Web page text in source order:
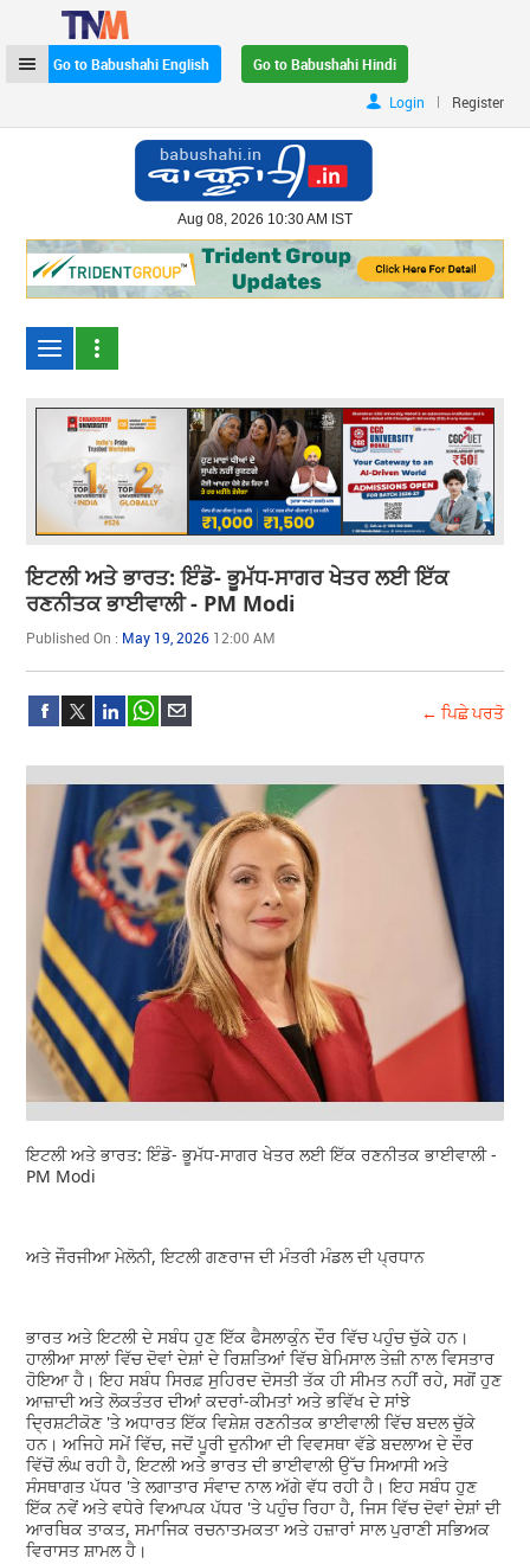
Go to Babushahi English
Go to Babushahi Hindi
Login
| Register
Aug 08, 2026 10:30 AM IST
ਇਟਲੀ ਅਤੇ ਭਾਰਤ: ਇੰਡੋ- ਭੂਮੱਧ-ਸਾਗਰ ਖੇਤਰ ਲਈ ਇੱਕ
ਰਣਨੀਤਕ ਭਾਈਵਾਲੀ - PM Modi
Published On : May 19, 2026 12:00 AM
← ਪਿਛੇ ਪਰਤੋ
ਇਟਲੀ ਅਤੇ ਭਾਰਤ: ਇੰਡੋ- ਭੂਮੱਧ-ਸਾਗਰ ਖੇਤਰ ਲਈ ਇੱਕ ਰਣਨੀਤਕ ਭਾਈਵਾਲੀ -
PM Modi
ਅਤੇ ਜੌਰਜੀਆ ਮੇਲੋਨੀ, ਇਟਲੀ ਗਣਰਾਜ ਦੀ ਮੰਤਰੀ ਮੰਡਲ ਦੀ ਪ੍ਰਧਾਨ
ਭਾਰਤ ਅਤੇ ਇਟਲੀ ਦੇ ਸਬੰਧ ਹੁਣ ਇੱਕ ਫੈਸਲਾਕੁੰਨ ਦੌਰ ਵਿੱਚ ਪਹੁੰਚ ਚੁੱਕੇ ਹਨ।
ਹਾਲੀਆ ਸਾਲਾਂ ਵਿੱਚ ਦੋਵਾਂ ਦੇਸ਼ਾਂ ਦੇ ਰਿਸ਼ਤਿਆਂ ਵਿੱਚ ਬੇਮਿਸਾਲ ਤੇਜ਼ੀ ਨਾਲ ਵਿਸਤਾਰ
ਹੋਇਆ ਹੈ। ਇਹ ਸਬੰਧ ਸਿਰਫ਼ ਸੁਹਿਰਦ ਦੋਸਤੀ ਤੱਕ ਹੀ ਸੀਮਤ ਨਹੀਂ ਰਹੇ, ਸਗੋਂ ਹੁਣ
ਆਜ਼ਾਦੀ ਅਤੇ ਲੋਕਤੰਤਰ ਦੀਆਂ ਕਦਰਾਂ-ਕੀਮਤਾਂ ਅਤੇ ਭਵਿੱਖ ਦੇ ਸਾਂਝੇ
ਦ੍ਰਿਸ਼ਟੀਕੋਣ 'ਤੇ ਅਧਾਰਤ ਇੱਕ ਵਿਸ਼ੇਸ਼ ਰਣਨੀਤਕ ਭਾਈਵਾਲੀ ਵਿੱਚ ਬਦਲ ਚੁੱਕੇ
ਹਨ। ਅਜਿਹੇ ਸਮੇਂ ਵਿੱਚ, ਜਦੋਂ ਪੂਰੀ ਦੁਨੀਆ ਦੀ ਵਿਵਸਥਾ ਵੱਡੇ ਬਦਲਾਅ ਦੇ ਦੌਰ
ਵਿੱਚੋਂ ਲੰਘ ਰਹੀ ਹੈ, ਇਟਲੀ ਅਤੇ ਭਾਰਤ ਦੀ ਭਾਈਵਾਲੀ ਉੱਚ ਸਿਆਸੀ ਅਤੇ
ਸੰਸਥਾਗਤ ਪੱਧਰ 'ਤੇ ਲਗਾਤਾਰ ਸੰਵਾਦ ਨਾਲ ਅੱਗੇ ਵੱਧ ਰਹੀ ਹੈ। ਇਹ ਸਬੰਧ ਹੁਣ
ਇੱਕ ਨਵੇਂ ਅਤੇ ਵਧੇਰੇ ਵਿਆਪਕ ਪੱਧਰ 'ਤੇ ਪਹੁੰਚ ਰਿਹਾ ਹੈ, ਜਿਸ ਵਿੱਚ ਦੋਵਾਂ ਦੇਸ਼ਾਂ ਦੀ
ਆਰਥਿਕ ਤਾਕਤ, ਸਮਾਜਿਕ ਰਚਨਾਤਮਕਤਾ ਅਤੇ ਹਜ਼ਾਰਾਂ ਸਾਲ ਪੁਰਾਣੀ ਸਭਿਅਕ
ਵਿਰਾਸਤ ਸ਼ਾਮਲ ਹੈ।